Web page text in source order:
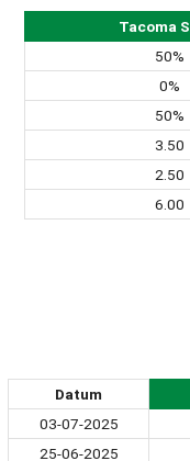
Tacoma
50%
0%
50%
3.50
2.50
6.00
Datum
03-07-2025
25-06-2025